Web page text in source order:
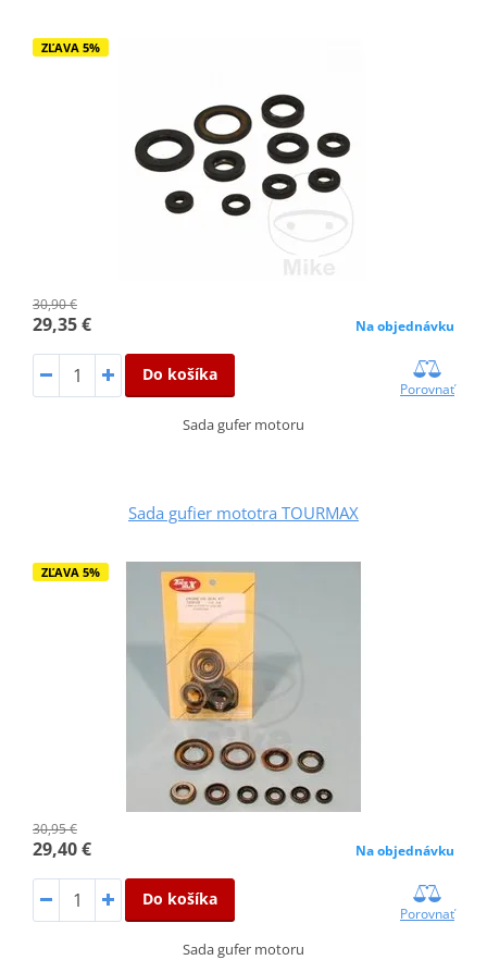
ZĽAVA 5%
30,90 €
29,35 € Na objednávku
Do košíka
Porovnať
Sada gufer motoru
Sada gufier mototra TOURMAX
ZĽAVA 5%
30,95 €
29,40 € Na objednávku
Do košíka
Porovnať
Sada gufer motoru